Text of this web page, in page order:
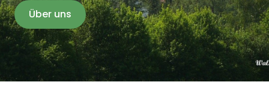
Über uns